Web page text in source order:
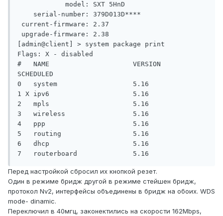
[admin@client] > system package print
Flags: X - disabled
#   NAME                     VERSION
SCHEDULED
0   system                   5.16
1 X ipv6                     5.16
2   mpls                     5.16
3   wireless                 5.16
4   ppp                      5.16
5   routing                  5.16
6   dhcp                     5.16
7   routerboard              5.16
Перед настройкой сбросил их кнопкой резет.
Один в режиме бридж другой в режиме стейшен бридж,
протокол Nv2, интерфейсы объединены в бридж на обоих. WDS
mode- dinamic.
Переключил в 40мгц, законектились на скорости 162Mbps,